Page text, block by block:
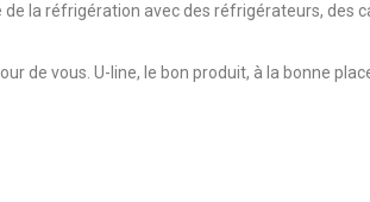
la réfrigération avec des réfrigérateurs, des
de vous. U-line, le bon produit, à la bonne